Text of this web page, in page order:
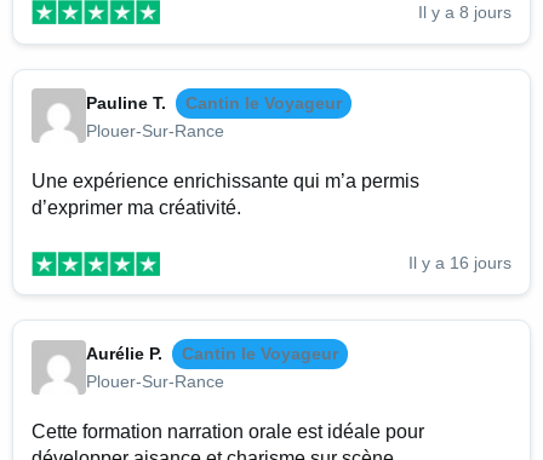
Il y a 8 jours
Pauline T.
Cantin le Voyageur
Plouer-Sur-Rance
Une expérience enrichissante qui m’a permis
d’exprimer ma créativité.
Il y a 16 jours
Aurélie P.
Cantin le Voyageur
Plouer-Sur-Rance
Cette formation narration orale est idéale pour